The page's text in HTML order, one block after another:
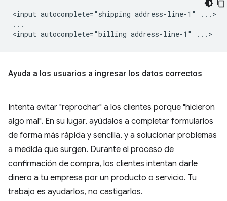
<input autocomplete="shipping address-line-1" ...>
...
Ayuda a los usuarios a ingresar los datos correctos
Intenta evitar "reprochar" a los clientes porque "hicieron
algo mal". En su lugar, ayúdalos a completar formularios
de forma más rápida y sencilla, y a solucionar problemas
a medida que surgen. Durante el proceso de
confirmación de compra, los clientes intentan darle
dinero a tu empresa por un producto o servicio. Tu
trabajo es ayudarlos, no castigarlos.